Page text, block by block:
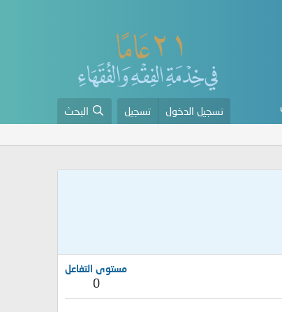
تسجيل الدخول تسجيل البحث
مستوى التفاعل
0